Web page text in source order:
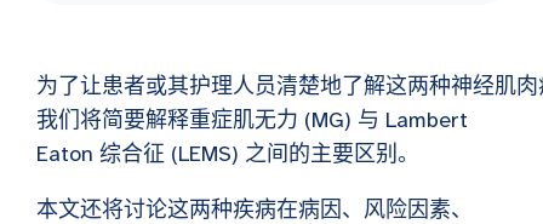
为了让患者或其护理人员清楚地了解这两种神经肌
我们将简要解释重症肌无力 (MG) 与 Lambert
Eaton 综合征 (LEMS) 之间的主要区别。
本文还将讨论这两种疾病在病因、风险因素、